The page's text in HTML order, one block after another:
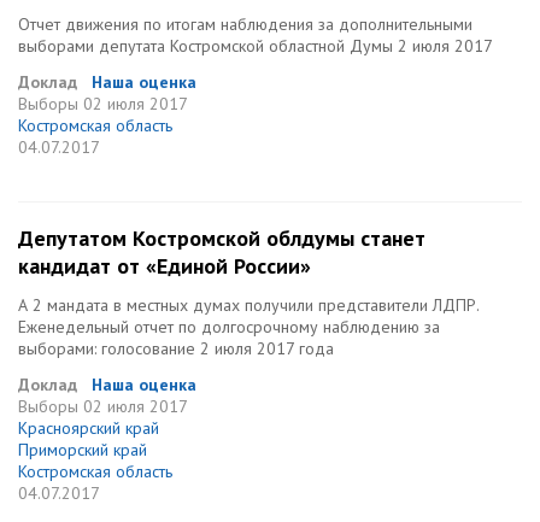
Отчет движения по итогам наблюдения за дополнительными
выборами депутата Костромской областной Думы 2 июля 2017
Доклад
Наша оценка
Выборы 02 июля 2017
Костромская область
04.07.2017
Депутатом Костромской облдумы станет
кандидат от «Единой России»
А 2 мандата в местных думах получили представители ЛДПР.
Еженедельный отчет по долгосрочному наблюдению за
выборами: голосование 2 июля 2017 года
Доклад
Наша оценка
Выборы 02 июля 2017
Красноярский край
Приморский край
Костромская область
04.07.2017